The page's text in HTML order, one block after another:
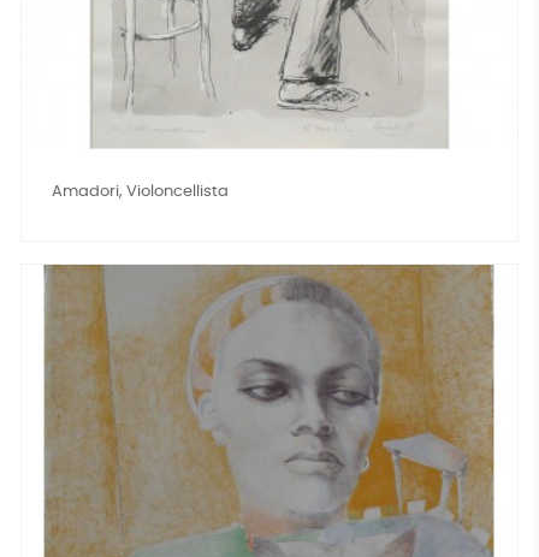
Amadori, Violoncellista